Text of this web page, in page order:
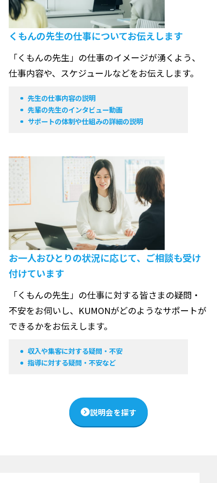
くもんの先生の仕事についてお伝えします
「くもんの先生」の仕事のイメージが湧くよう、
仕事内容や、スケジュールなどをお伝えします。
先生の仕事内容の説明
先輩の先生のインタビュー動画
サポートの体制や仕組みの詳細の説明
お一人おひとりの状況に応じて、 ご相談も受け
付けています
「くもんの先生」の仕事に対する皆さまの疑問・
不安をお伺いし、KUMONがどのようなサポートが
できるかをお伝えします。
収入や集客に対する疑問・不安
指導に対する疑問・不安など
説明会を探す